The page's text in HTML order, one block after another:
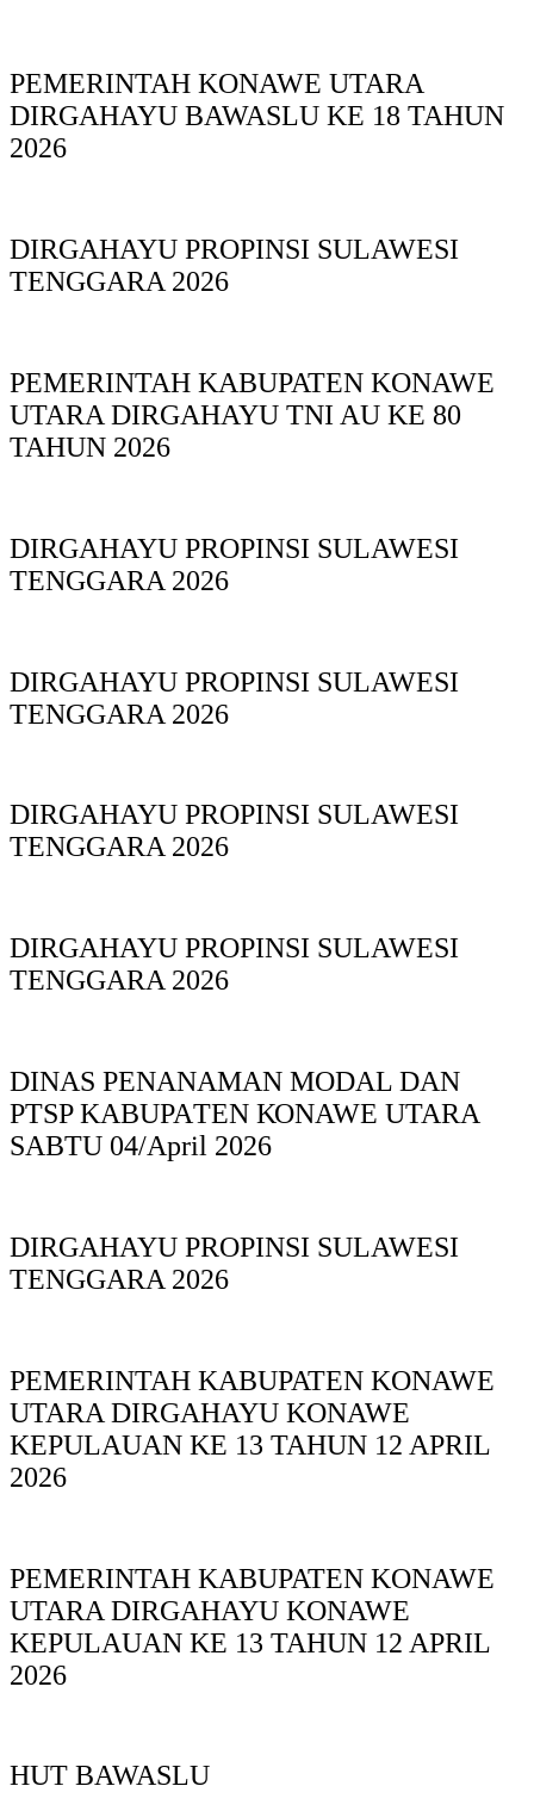
PEMERINTAH KONAWE UTARA
DIRGAHAYU BAWASLU KE 18 TAHUN
2026
DIRGAHAYU PROPINSI SULAWESI
TENGGARA 2026
PEMERINTAH KABUPATEN KONAWE
UTARA DIRGAHAYU TNI AU KE 80
TAHUN 2026
DIRGAHAYU PROPINSI SULAWESI
TENGGARA 2026
DIRGAHAYU PROPINSI SULAWESI
TENGGARA 2026
DIRGAHAYU PROPINSI SULAWESI
TENGGARA 2026
DIRGAHAYU PROPINSI SULAWESI
TENGGARA 2026
DINAS PΕΝΑΝΑΜAN MODAL DAN
PTSP KABUPAΤΕΝ ΚΟNAWE UTARA
SABTU 04/April 2026
DIRGAHAYU PROPINSI SULAWESI
TENGGARA 2026
PEMERINTAH KABUPATEN KONAWE
UTARA DIRGAHAYU KONAWE
KEPULAUAN KE 13 TAHUN 12 APRIL
2026
PEMERINTAH KABUPATEN KONAWE
UTARA DIRGAHAYU KONAWE
KEPULAUAN KE 13 TAHUN 12 APRIL
2026
HUT BAWASLU